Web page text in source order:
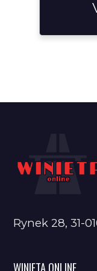
Rynek 28, 31-
WINIETA ONLINE